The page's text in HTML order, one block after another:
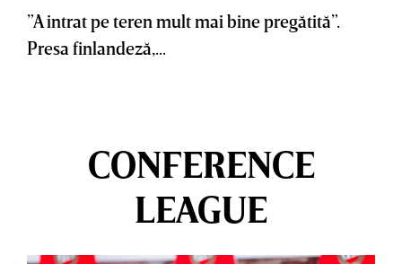
”A intrat pe teren mult mai bine pregătită”.
Presa finlandeză,...
CONFERENCE
LEAGUE